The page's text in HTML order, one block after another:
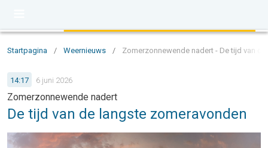
Startpagina / Weernieuws / Zomerzonnewende nadert - De tijd van
14:17 6 juni 2026
Zomerzonnewende nadert
De tijd van de langste zomeravonden